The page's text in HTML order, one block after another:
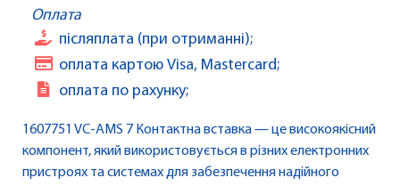
Оплата
післяплата (при отриманні);
оплата картою Visa, Mastercard;
оплата по рахунку;
1607751 VC-AMS 7 Контактна вставка — це високоякісний
компонент, який використовується в різних електронних
пристроях та системах для забезпечення надійного